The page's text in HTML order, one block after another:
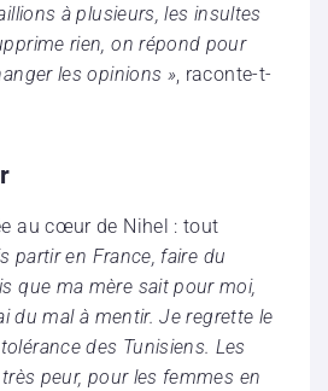
à plusieurs, les insultes
rien, on répond pour
les opinions », raconte-t-
au cœur de Nihel : tout
partir en France, faire du
que ma mère sait pour moi,
du mal à mentir. Je regrette le
des Tunisiens. Les
peur, pour les femmes en